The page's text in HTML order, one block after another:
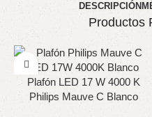
DESCRIPCIÓN
Productos
Plafón LED 17 W 4000 K
Philips Mauve C Blanco